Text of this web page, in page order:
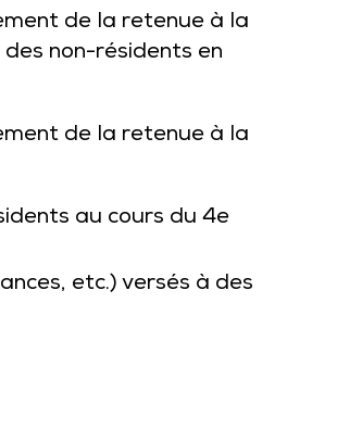
de la retenue à la
non-résidents en
de la retenue à la
au cours du 4e
etc.) versés à des